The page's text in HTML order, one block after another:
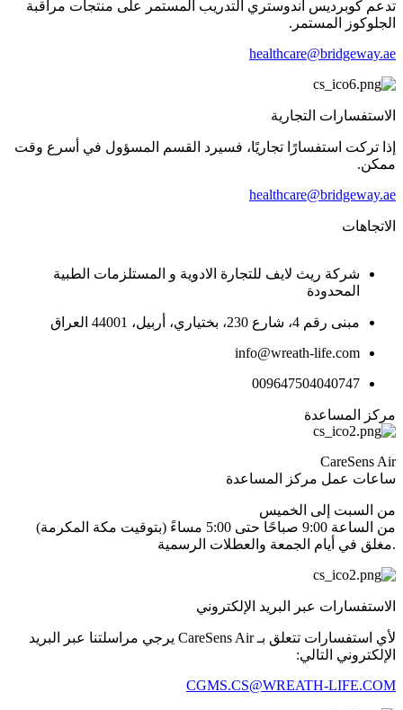
تدعم كوبرديس أندوستري التدريب المستمر على منتجات مراقبة
الجلوكوز المستمر.
healthcare@bridgeway.ae
الاستفسارات التجارية
إذا تركت استفسارًا تجاريًا، فسيرد القسم المسؤول في أسرع وقت
ممكن.
healthcare@bridgeway.ae
الاتجاهات
شركة ريث لايف للتجارة الادوية و المستلزمات الطبية
المحدودة
مبنى رقم 4، شارع 230، بختياري، أربيل، 44001 العراق
info@wreath-life.com
009647504040747
مركز المساعدة
CareSens Air
ساعات عمل مركز المساعدة
من السبت إلى الخميس
من الساعة 9:00 صباحًا حتى 5:00 مساءً (بتوقيت مكة المكرمة)
.مغلق في أيام الجمعة والعطلات الرسمية
الاستفسارات عبر البريد الإلكتروني
لأي استفسارات تتعلق بـ CareSens Air يرجي مراسلتنا عبر البريد
الإلكتروني التالي:
CGMS.CS@WREATH-LIFE.COM